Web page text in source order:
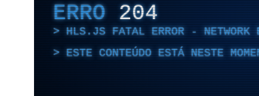
ERRO 204
HLS.JS FATAL ERROR - NETWORK
ESTE CONTEÚDO ESTÁ NESTE